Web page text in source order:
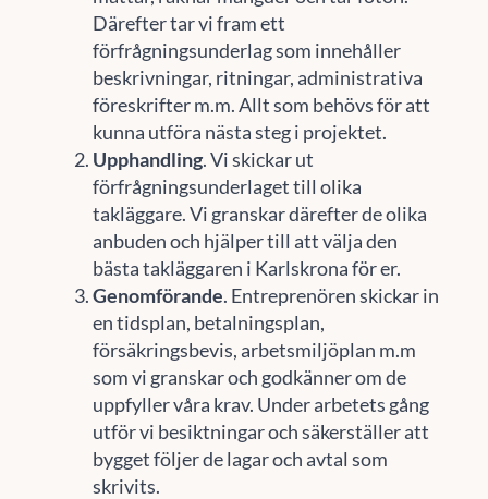
Därefter tar vi fram ett
förfrågningsunderlag som innehåller
beskrivningar, ritningar, administrativa
föreskrifter m.m. Allt som behövs för att
kunna utföra nästa steg i projektet.
Upphandling. Vi skickar ut
förfrågningsunderlaget till olika
takläggare. Vi granskar därefter de olika
anbuden och hjälper till att välja den
bästa takläggaren i Karlskrona för er.
Genomförande. Entreprenören skickar in
en tidsplan, betalningsplan,
försäkringsbevis, arbetsmiljöplan m.m
som vi granskar och godkänner om de
uppfyller våra krav. Under arbetets gång
utför vi besiktningar och säkerställer att
bygget följer de lagar och avtal som
skrivits.